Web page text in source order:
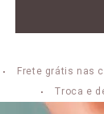
Frete grátis nas
Troca e